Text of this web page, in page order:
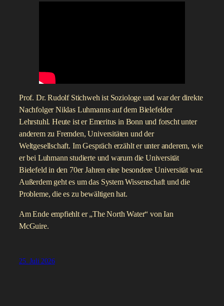
Prof. Dr. Rudolf Stichweh ist Soziologe und war der direkte
Nachfolger Niklas Luhmanns auf dem Bielefelder
Lehrstuhl. Heute ist er Emeritus in Bonn und forscht unter
anderem zu Fremden, Universitäten und der
Weltgesellschaft. Im Gespräch erzählt er unter anderem, wie
er bei Luhmann studierte und warum die Universität
Bielefeld in den 70er Jahren eine besondere Universität war.
Außerdem geht es um das System Wissenschaft und die
Probleme, die es zu bewältigen hat.
Am Ende empfiehlt er „The North Water“ von Ian
McGuire.
25. Juli 2026